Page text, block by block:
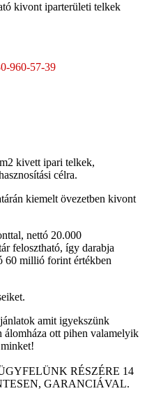
kivont iparterületi telkek
960-57-39
kivett ipari telkek,
célra.
kiemelt övezetben kivont
nettó 20.000
felosztható, így darabja
60 millió forint értékben
amit igyekszünk
ott pihen valamelyik
RÉSZÉRE 14
GARANCIÁVAL.